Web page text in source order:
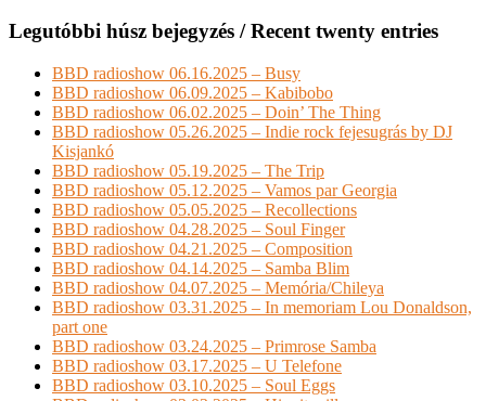
Legutóbbi húsz bejegyzés / Recent twenty entries
BBD radioshow 06.16.2025 – Busy
BBD radioshow 06.09.2025 – Kabibobo
BBD radioshow 06.02.2025 – Doin’ The Thing
BBD radioshow 05.26.2025 – Indie rock fejesugrás by DJ
Kisjankó
BBD radioshow 05.19.2025 – The Trip
BBD radioshow 05.12.2025 – Vamos par Georgia
BBD radioshow 05.05.2025 – Recollections
BBD radioshow 04.28.2025 – Soul Finger
BBD radioshow 04.21.2025 – Composition
BBD radioshow 04.14.2025 – Samba Blim
BBD radioshow 04.07.2025 – Memória/Chileya
BBD radioshow 03.31.2025 – In memoriam Lou Donaldson,
part one
BBD radioshow 03.24.2025 – Primrose Samba
BBD radioshow 03.17.2025 – U Telefone
BBD radioshow 03.10.2025 – Soul Eggs